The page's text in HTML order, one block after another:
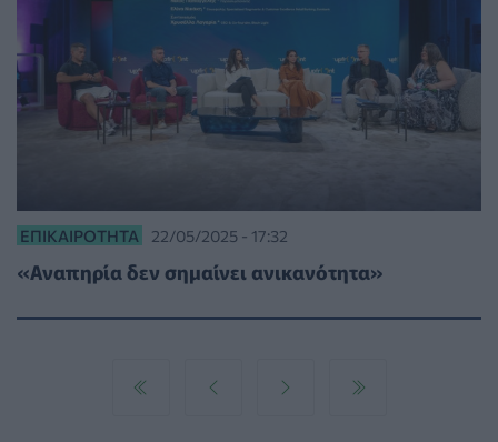
ΕΠΙΚΑΙΡΌΤΗΤΑ 22/05/2025 - 17:32
«Αναπηρία δεν σημαίνει ανικανότητα»